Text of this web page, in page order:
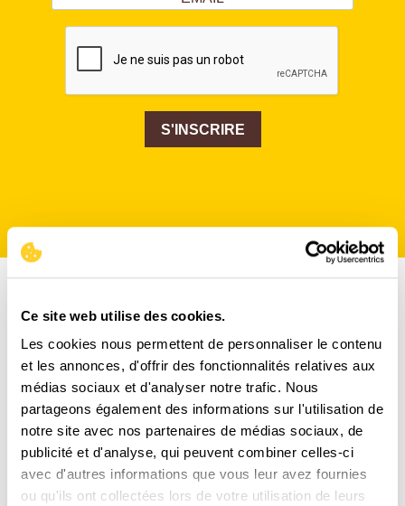
Ce site web utilise des cookies.
Les cookies nous permettent de personnaliser le contenu
et les annonces, d'offrir des fonctionnalités relatives aux
médias sociaux et d'analyser notre trafic. Nous
partageons également des informations sur l'utilisation de
notre site avec nos partenaires de médias sociaux, de
publicité et d'analyse, qui peuvent combiner celles-ci
avec d'autres informations que vous leur avez fournies
ou qu'ils ont collectées lors de votre utilisation de leurs
S'INSCRIRE